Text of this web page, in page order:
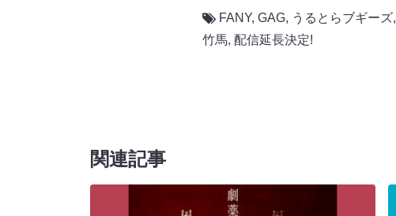
FANY, GAG, うるとらブギーズ,
竹馬, 配信延長決定!
関連記事